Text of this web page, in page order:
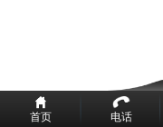
首页 电话